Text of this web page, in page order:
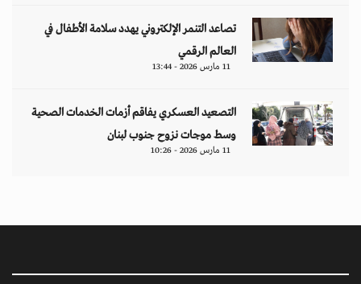
تصاعد التنمر الإلكتروني يهدد سلامة الأطفال في
العالم الرقمي
11 مارس 2026 - 13:44
التصعيد العسكري يفاقم أزمات الخدمات الصحية
وسط موجات نزوح جنوب لبنان
11 مارس 2026 - 10:26